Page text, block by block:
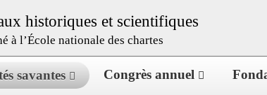
historiques et scientifiques
à l’École nationale des chartes
savantes Congrès annuel